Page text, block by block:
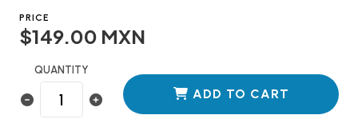
PRICE
$149.00 MXN
QUANTITY
ADD TO CART